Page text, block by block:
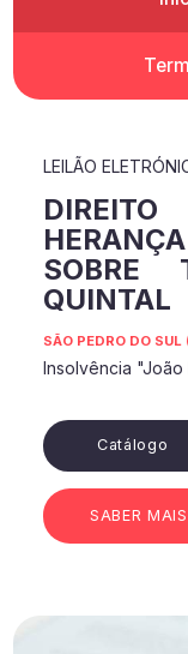
LEILÃO
QUINTAL
SÃO PEDRO DO SUL
Insolvência
Catálogo
SABER MAIS